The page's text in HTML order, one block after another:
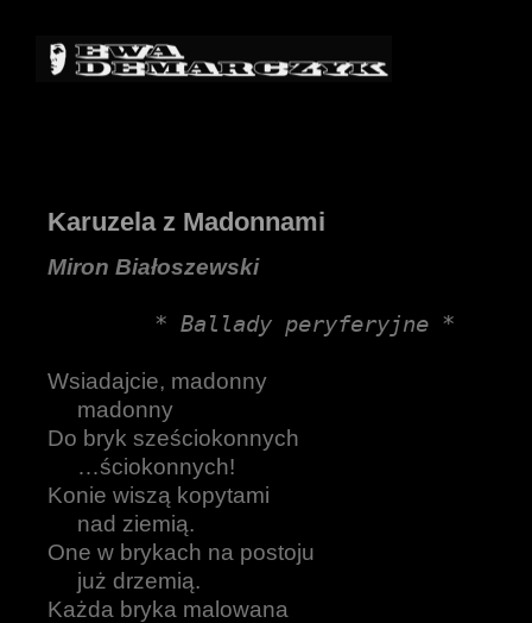
Karuzela z Madonnami
Miron Białoszewski
* Ballady peryferyjne *
Wsiadajcie, madonny
madonny
Do bryk sześciokonnych
…ściokonnych!
Konie wiszą kopytami
nad ziemią.
One w brykach na postoju
już drzemią.
Każda bryka malowana